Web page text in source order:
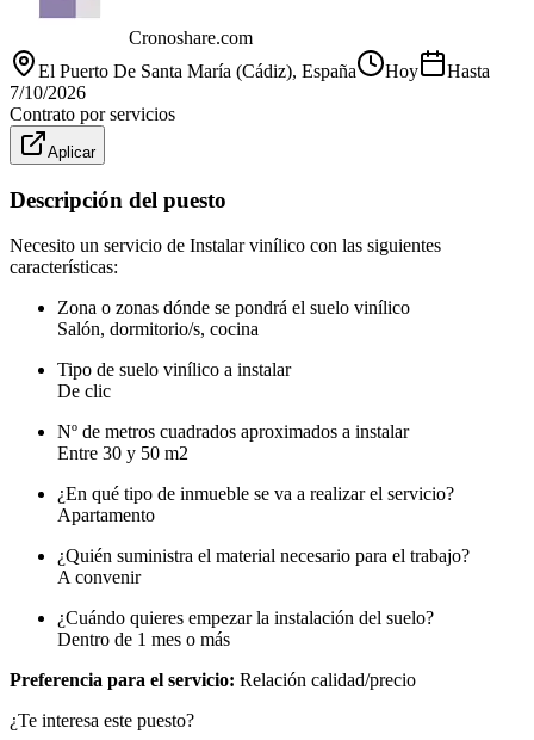
Cronoshare.com
El Puerto De Santa María (Cádiz), España Hoy
Hasta
7/10/2026
Contrato por servicios
Aplicar
Descripción del puesto
Necesito un servicio de Instalar vinílico con las siguientes
características:
Zona o zonas dónde se pondrá el suelo vinílico
Salón, dormitorio/s, cocina
Tipo de suelo vinílico a instalar
De clic
Nº de metros cuadrados aproximados a instalar
Entre 30 y 50 m2
¿En qué tipo de inmueble se va a realizar el servicio?
Apartamento
¿Quién suministra el material necesario para el trabajo?
A convenir
¿Cuándo quieres empezar la instalación del suelo?
Dentro de 1 mes o más
Preferencia para el servicio: Relación calidad/precio
¿Te interesa este puesto?